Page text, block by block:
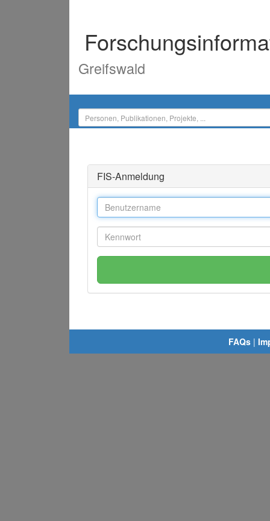
Greifswald
FIS-Anmeldung
FAQs |